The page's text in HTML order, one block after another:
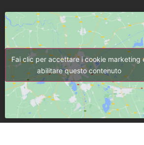
Fai clic per accettare i cookie marketing
abilitare questo contenuto